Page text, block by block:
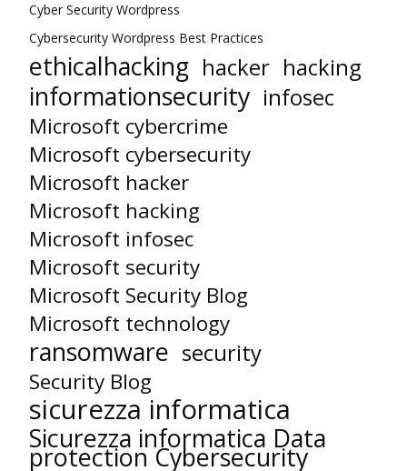
Cyber Security Wordpress
Cybersecurity Wordpress Best Practices
ethicalhacking hacker hacking
informationsecurity infosec
Microsoft cybercrime
Microsoft cybersecurity
Microsoft hacker
Microsoft hacking
Microsoft infosec
Microsoft security
Microsoft Security Blog
Microsoft technology
ransomware security
Security Blog
sicurezza informatica
Sicurezza informatica Data
protection Cybersecurity